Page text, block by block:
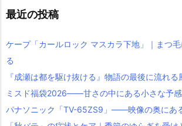
最近の投稿
ケープ「カールロック マスカラ下地」｜まつ毛
る
『成瀬は都を駆け抜ける』物語の最後に流れる
ミスド福袋2026――甘さの中にある小さな予感
パナソニック「TV-65ZS9」――映像の奥にあ